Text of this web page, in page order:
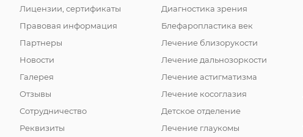
Лицензии, сертификаты
Правовая информация
Партнеры
Новости
Галерея
Отзывы
Сотрудничество
Реквизиты
Диагностика зрения
Блефаропластика век
Лечение близорукости
Лечение дальнозоркости
Лечение астигматизма
Лечение косоглазия
Детское отделение
Лечение глаукомы